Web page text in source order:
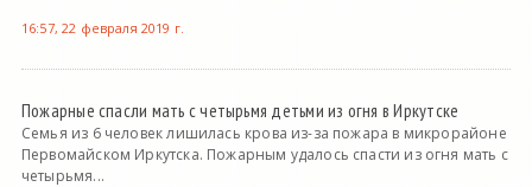
16:57, 22 февраля 2019 г.
Пожарные спасли мать с четырьмя детьми из огня в Иркутске
Семья из 6 человек лишилась крова из-за пожара в микрорайоне
Первомайском Иркутска. Пожарным удалось спасти из огня мать с
четырьмя...